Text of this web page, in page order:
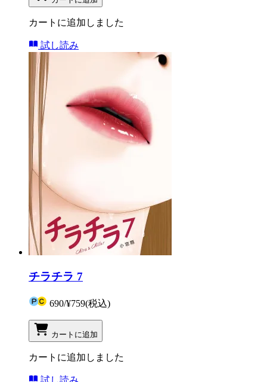
カートに追加しました
試し読み
チラチラ 7
690/¥759(税込)
カートに追加
カートに追加しました
試し読み